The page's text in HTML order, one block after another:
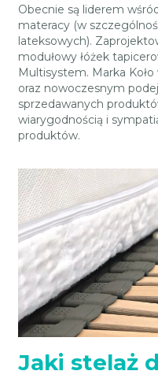
Obecnie są liderem
materacy (w
lateksowych).
modułowy łóżek
Multisystem. Marka
oraz nowoczesnym
sprzedawanych
wiarygodnością i
produktów.
Jaki stelaż